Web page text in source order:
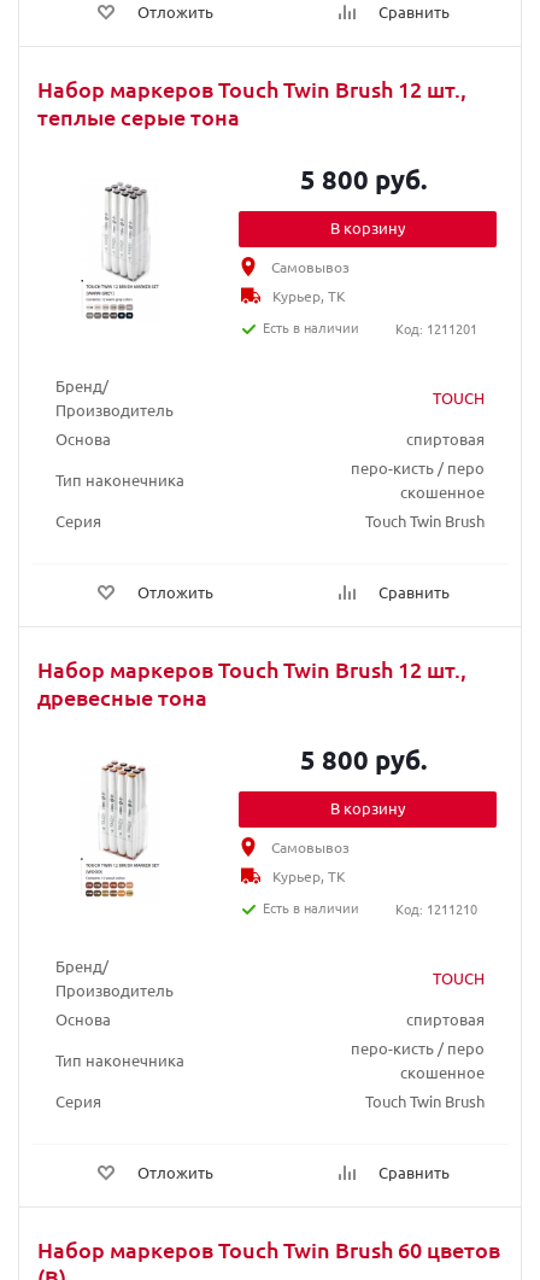
Отложить Сравнить
Набор маркеров Touch Twin Brush 12 шт.,
теплые серые тона
Бренд/
Производитель
TOUCH
Основа
спиртовая
Тип наконечника
перо-кисть / перо
скошенное
Серия
Touch Twin Brush
Отложить Сравнить
5 800 руб.
В корзину
Самовывоз
Курьер, ТК
Есть в наличии
Код: 1211201
Набор маркеров Touch Twin Brush 12 шт.,
древесные тона
Бренд/
Производитель
TOUCH
Основа
спиртовая
Тип наконечника
перо-кисть / перо
скошенное
Серия
Touch Twin Brush
Отложить Сравнить
5 800 руб.
В корзину
Самовывоз
Курьер, ТК
Есть в наличии
Код: 1211210
Набор маркеров Touch Twin Brush 60 цветов